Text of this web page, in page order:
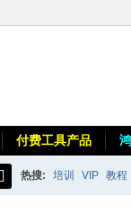
付费工具产品
热搜: 培训 VIP 教程